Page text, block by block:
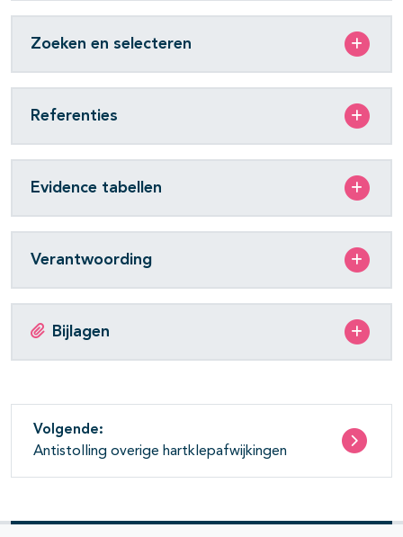
Zoeken en selecteren
Referenties
Evidence tabellen
Verantwoording
Bijlagen
Volgende:
Antistolling overige hartklepafwijkingen